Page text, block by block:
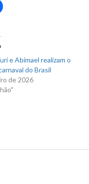
Clique
para
em
nova
janela)
e Abimael realizam o
do Brasil
de 2026